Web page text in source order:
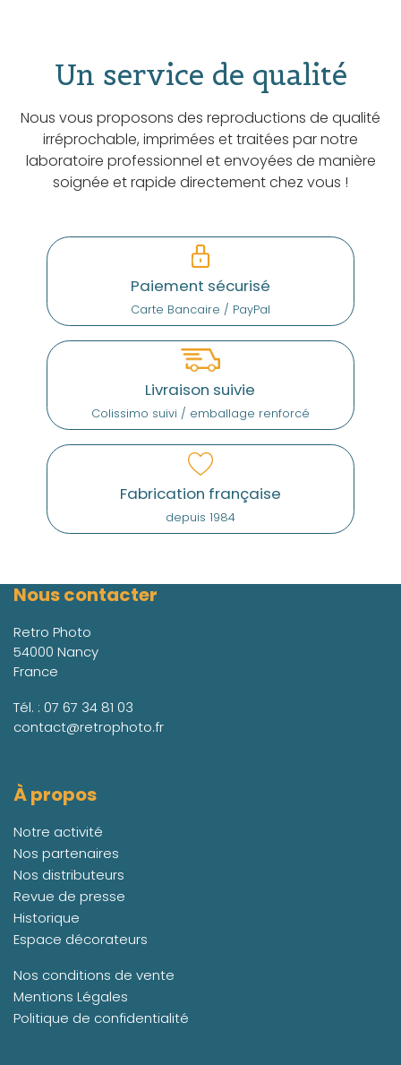
Un service de qualité
Nous vous proposons des reproductions de qualité
irréprochable, imprimées et traitées par notre
laboratoire professionnel et envoyées de manière
soignée et rapide directement chez vous !
Paiement sécurisé
Carte Bancaire / PayPal
Livraison suivie
Colissimo suivi / emballage renforcé
Fabrication française
depuis 1984
Nous contacter
Retro Photo
54000 Nancy
France
Tél. : 07 67 34 81 03
contact@retrophoto.fr
À propos
Notre activité
Nos partenaires
Nos distributeurs
Revue de presse
Historique
Espace décorateurs
Nos conditions de vente
Mentions Légales
Politique de confidentialité